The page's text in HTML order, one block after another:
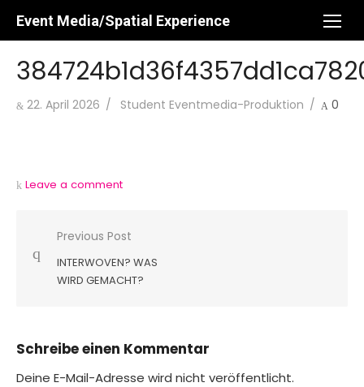
Event Media/Spatial Experience
Posted
22. April 2026 Author
Student Eventmedia-Produktion 0
Leave a comment
Beitragsnavigation
Previous Post
INTERWOVEN? WAS
WIRD GEMACHT?
Schreibe einen Kommentar
Deine E-Mail-Adresse wird nicht veröffentlicht.